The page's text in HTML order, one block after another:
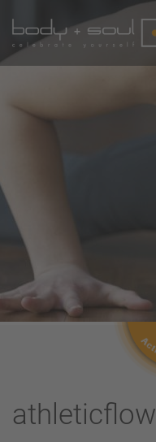
athleticflow